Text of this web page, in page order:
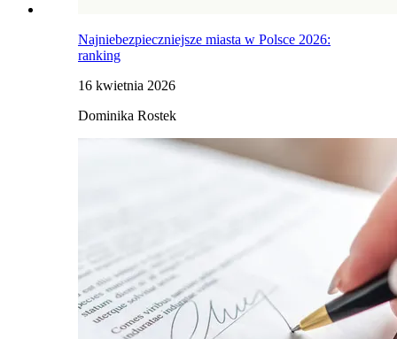
Najniebezpieczniejsze miasta w Polsce 2026:
ranking
16 kwietnia 2026
Dominika Rostek